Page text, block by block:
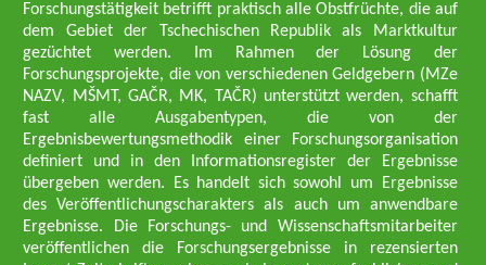
Forschungstätigkeit betrifft praktisch alle Obstfrüchte, die auf
dem Gebiet der Tschechischen Republik als Marktkultur
gezüchtet werden. Im Rahmen der Lösung der
Forschungsprojekte, die von verschiedenen Geldgebern (MZe
NAZV, MŠMT, GAČR, MK, TAČR) unterstützt werden, schafft
fast alle Ausgabentypen, die von der
Ergebnisbewertungsmethodik einer Forschungsorganisation
definiert und in den Informationsregister der Ergebnisse
übergeben werden. Es handelt sich sowohl um Ergebnisse
des Veröffentlichungscharakters als auch um anwendbare
Ergebnisse. Die Forschungs- und Wissenschaftsmitarbeiter
veröffentlichen die Forschungsergebnisse in rezensierten